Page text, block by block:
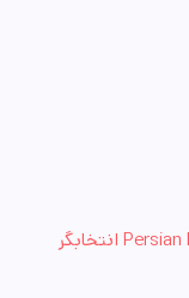
استفاده از Persian Datepicker انتخابگر